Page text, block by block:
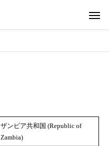
ザンビア共和国 (Republic of
Zambia)